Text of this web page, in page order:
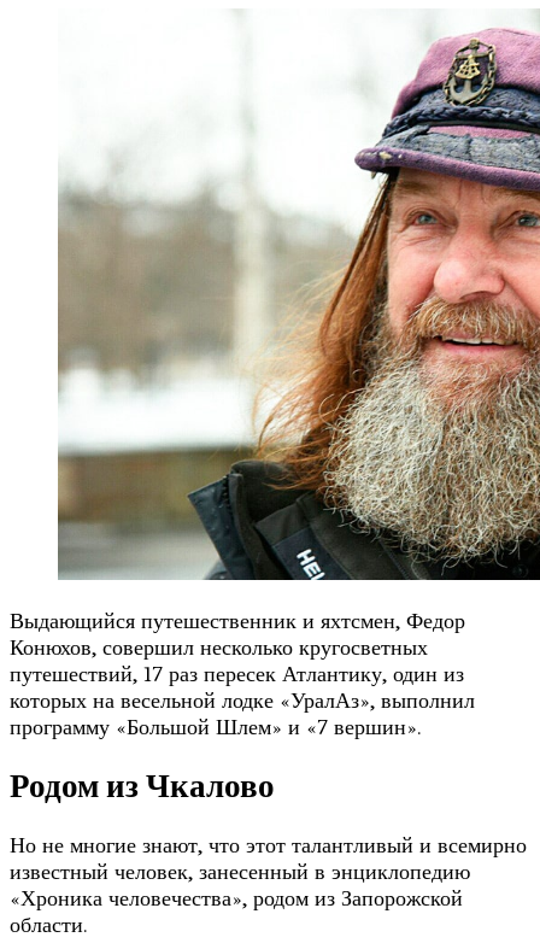
Выдающийся путешественник и яхтсмен, Федор
Конюхов, совершил несколько кругосветных
путешествий, 17 раз пересек Атлантику, один из
которых на весельной лодке «УралАз», выполнил
программу «Большой Шлем» и «7 вершин».
Родом из Чкалово
Но не многие знают, что этот талантливый и всемирно
известный человек, занесенный в энциклопедию
«Хроника человечества», родом из Запорожской
области.